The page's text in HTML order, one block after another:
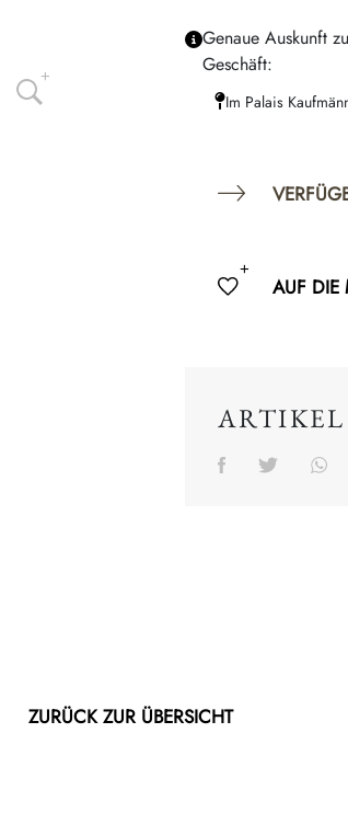
Genaue Auskunft
Geschäft:
Im Palais
AUF DIE
ZURÜCK ZUR ÜBERSICHT